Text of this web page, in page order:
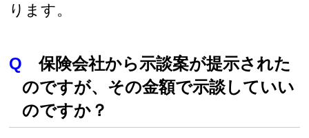
ります。
Q 保険会社から示談案が提示された
のですが、その金額で示談していい
のですか？